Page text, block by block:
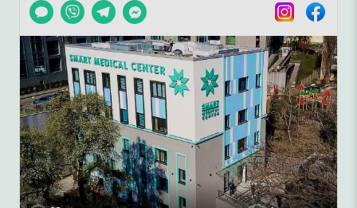
Чат
Viber TelegramMessenger InstagramFacebook